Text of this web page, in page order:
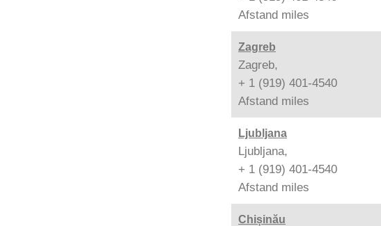
Afstand miles
Zagreb
Zagreb,
+ 1 (919) 401-4540
Afstand miles
Ljubljana
Ljubljana,
+ 1 (919) 401-4540
Afstand miles
Chișinău